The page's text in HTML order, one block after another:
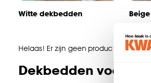
Witte dekbedden
Helaas! Er zijn geen producten
Dekbedden voor